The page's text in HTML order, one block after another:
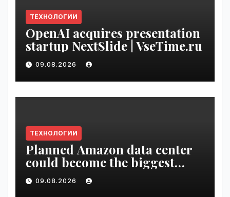
ТЕХНОЛОГИИ
OpenAI acquires presentation
startup NextSlide | VseTime.ru
09.08.2026
ТЕХНОЛОГИИ
Planned Amazon data center
could become the biggest
climate polluter in the U.S. |
VseTime.ru
09.08.2026